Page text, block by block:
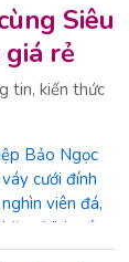
Siêu
rẻ
tin, kiến thức